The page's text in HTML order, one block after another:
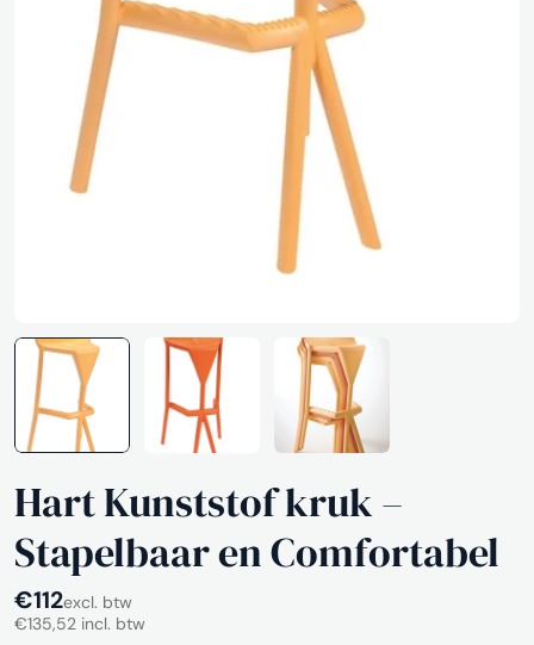
Hart Kunststof kruk –
Stapelbaar en Comfortabel
Normale
prijs
€112excl. btw
€135,52 incl. btw